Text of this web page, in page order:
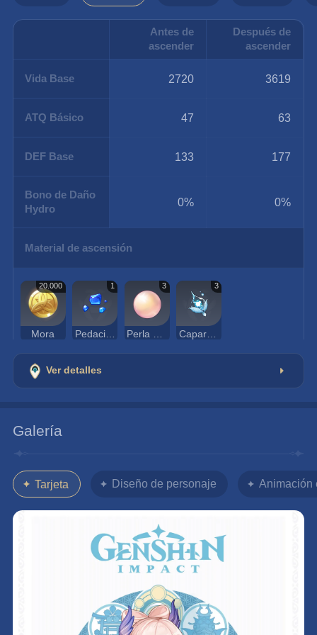
Antes de
ascender
Después de
ascender
Vida Base 2720 3619
ATQ Básico 47 63
DEF Base 133 177
Bono de Daño
Hydro
0% 0%
Material de ascensión
20.000
Mora
1
Pedacito de lazurita varunada
3 3
Caparazón espectral
Ver detalles
Galería
Tarjeta Diseño de personaje Animación